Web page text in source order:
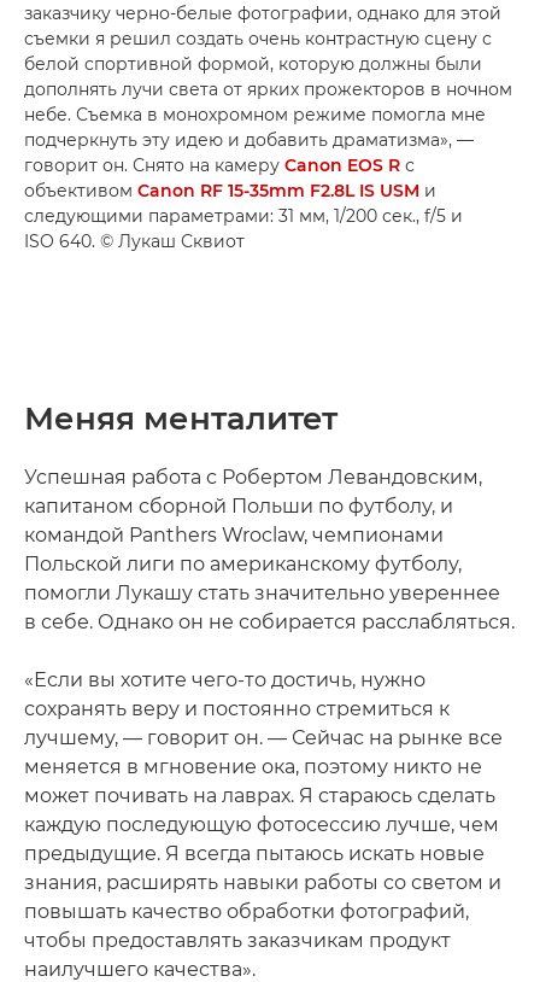
заказчику черно-белые фотографии, однако для этой
съемки я решил создать очень контрастную сцену с
белой спортивной формой, которую должны были
дополнять лучи света от ярких прожекторов в ночном
небе. Съемка в монохромном режиме помогла мне
подчеркнуть эту идею и добавить драматизма», —
говорит он. Снято на камеру Canon EOS R с
объективом Canon RF 15-35mm F2.8L IS USM и
следующими параметрами: 31 мм, 1/200 сек., f/5 и
ISO 640. © Лукаш Сквиот
Меняя менталитет
Успешная работа с Робертом Левандовским,
капитаном сборной Польши по футболу, и
командой Panthers Wroclaw, чемпионами
Польской лиги по американскому футболу,
помогли Лукашу стать значительно увереннее
в себе. Однако он не собирается расслабляться.
«Если вы хотите чего-то достичь, нужно
сохранять веру и постоянно стремиться к
лучшему, — говорит он. — Сейчас на рынке все
меняется в мгновение ока, поэтому никто не
может почивать на лаврах. Я стараюсь сделать
каждую последующую фотосессию лучше, чем
предыдущие. Я всегда пытаюсь искать новые
знания, расширять навыки работы со светом и
повышать качество обработки фотографий,
чтобы предоставлять заказчикам продукт
наилучшего качества».